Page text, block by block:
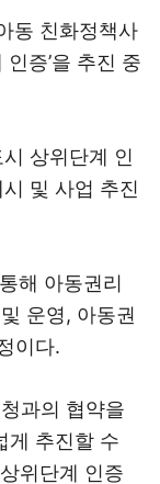
동 친화정책사
증’을 추진 중
상위단계 인
및 사업 추진
해 아동권리
운영, 아동권
이다.
과의 협약을
게 추진할 수
위단계 인증